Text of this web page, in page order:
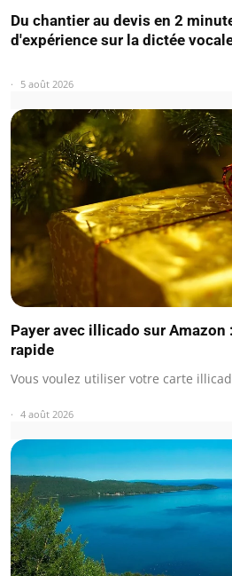
Du chantier au devis en 2
d'expérience sur la dictée
5 août 2026
Payer avec illicado sur
rapide
Vous voulez utiliser votre carte
4 août 2026